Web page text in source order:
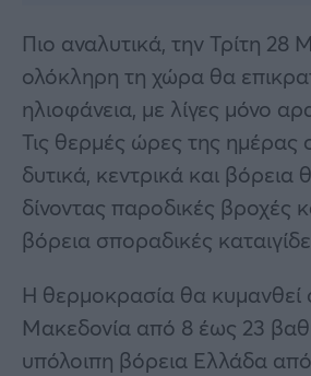
Πιο αναλυτικά, την Τρίτη 28
ολόκληρη τη χώρα θα
ηλιοφάνεια, με λίγες μόνο
Τις θερμές ώρες της ημέρας
δυτικά, κεντρικά και
δίνοντας παροδικές βροχές
βόρεια σποραδικές
Η θερμοκρασία θα κυμανθεί
Μακεδονία από 8 έως 23
υπόλοιπη βόρεια Ελλάδα